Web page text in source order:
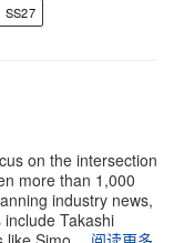
SS27
on the intersection
more than 1,000
industry news,
Takashi